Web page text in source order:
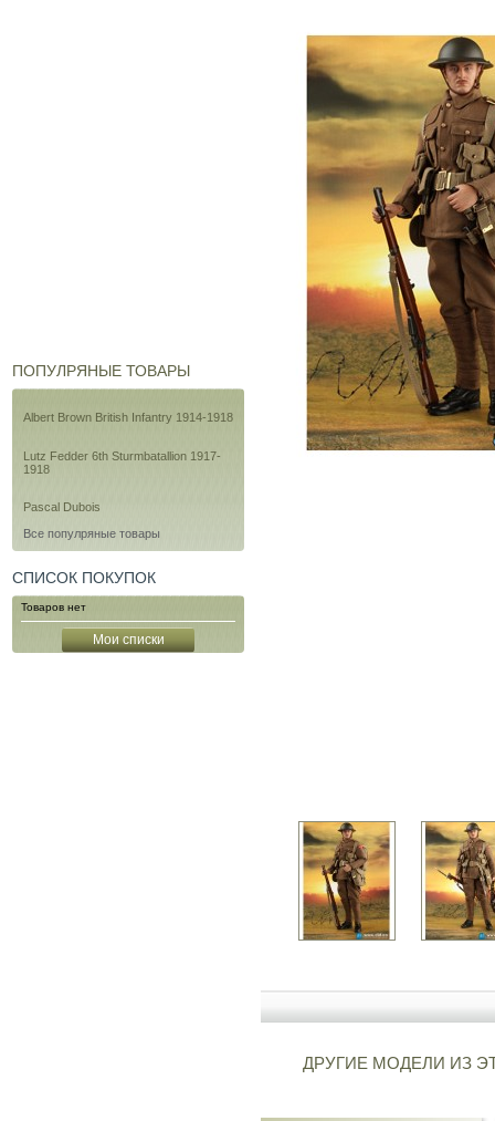
ПОПУЛРЯНЫЕ ТОВАРЫ
Albert Brown British Infantry 1914-1918
Lutz Fedder 6th Sturmbatallion 1917-
1918
Pascal Dubois
Все популряные товары
СПИСОК ПОКУПОК
Товаров нет
Мои списки
ДРУГИЕ МОДЕЛИ ИЗ